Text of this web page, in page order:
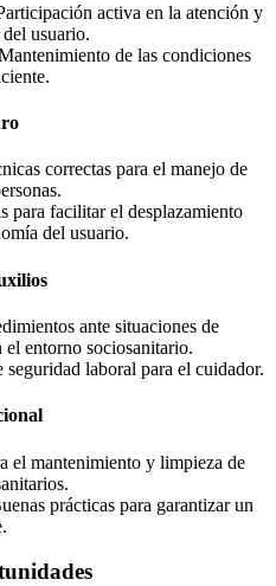
activa en la atención y
usuario.
de las condiciones
correctas para el manejo de
para facilitar el desplazamiento
del usuario.
ante situaciones de
entorno sociosanitario.
seguridad laboral para el cuidador.
el mantenimiento y limpieza de
prácticas para garantizar un